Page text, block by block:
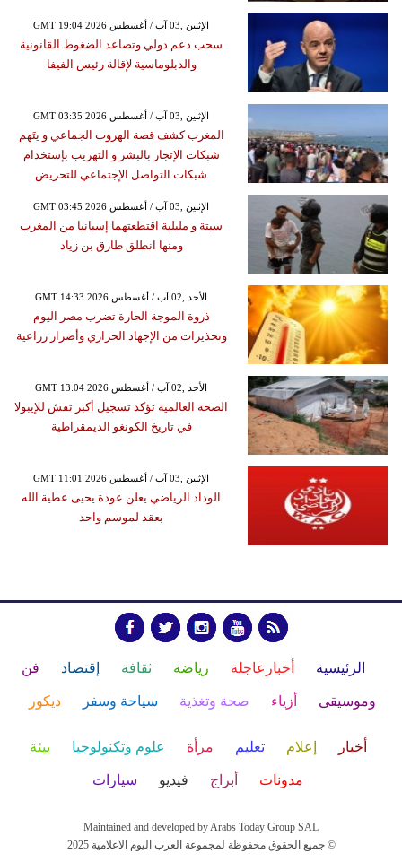
GMT 19:04 2026 الإثنين ,03 آب / أغسطس
سحب دعم دولي وتصاعد الضغوط القانونية
والدبلوماسية لإقالة رئيس الفيفا
GMT 03:35 2026 الإثنين ,03 آب / أغسطس
المغرب كشف قصة الهروب الجماعي و يتَهم
شبكات الإتجار بالبشر و التهريب بإستخدام
شبكات التواصل الإجتماعي للتحريض
GMT 03:45 2026 الإثنين ,03 آب / أغسطس
سبتة و مليلية اقتطعتهما إسبانيا من المغرب
ومنها انطلق طارق بن زياد
GMT 14:33 2026 الأحد ,02 آب / أغسطس
ذروة الموجة الحارة تضرب مصر اليوم
وتحذيرات من الإجهاد الحراري وأضرار زراعية
GMT 13:04 2026 الأحد ,02 آب / أغسطس
الصحة العالمية تؤكد تسجيل أكبر تفش للإيبولا
في تاريخ الكونغو الديمقراطية
GMT 11:01 2026 الإثنين ,03 آب / أغسطس
الوداد الرياضي يعلن عودة يحيى عطية الله
بعقد لموسم واحد
الرئيسية أخبارعاجلة رياضة ثقافة إقتصاد فن
وموسيقى أزياء صحة وتغذية سياحة وسفر ديكور
أخبار إعلام تعليم مرأة علوم وتكنولوجيا بيئة
مدونات أبراج فيديو سيارات
Maintained and developed by Arabs Today Group SAL
جميع الحقوق محفوظة لمجموعة العرب اليوم الاعلامية 2025 ©